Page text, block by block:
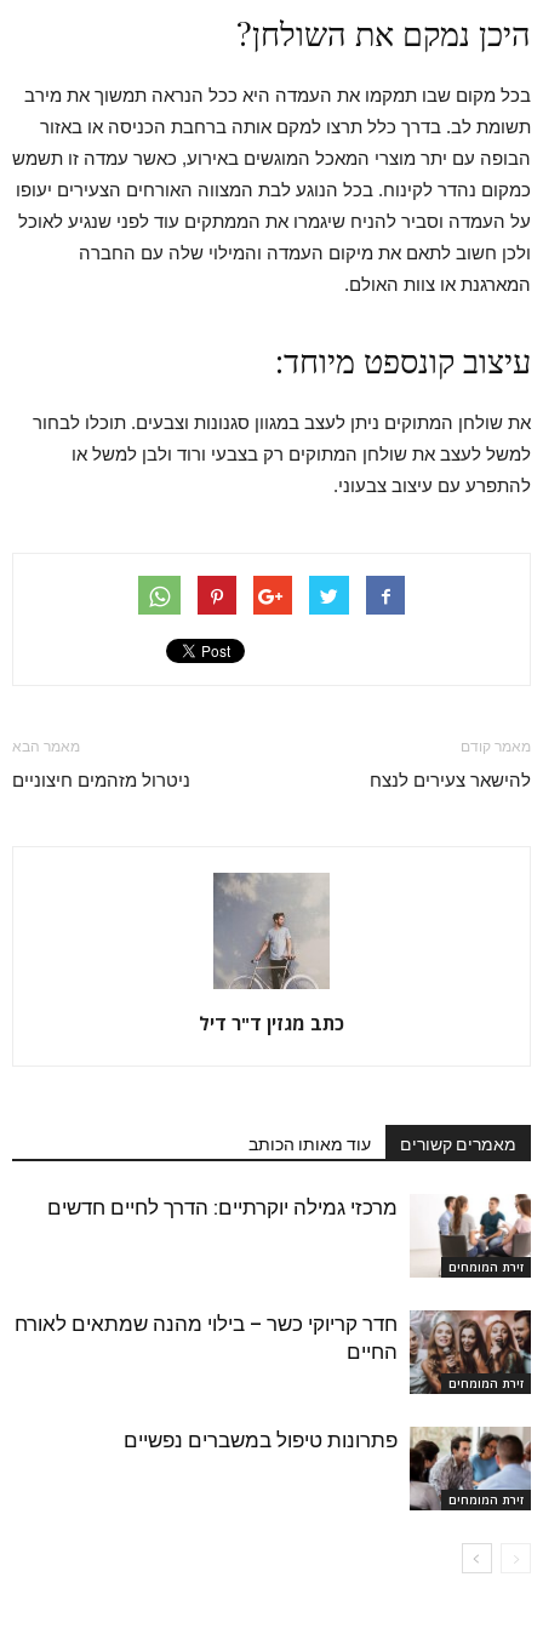
היכן נמקם את השולחן?
בכל מקום שבו תמקמו את העמדה היא ככל הנראה תמשוך את מירב
תשומת לב. בדרך כלל תרצו למקם אותה ברחבת הכניסה או באזור
הבופה עם יתר מוצרי המאכל המוגשים באירוע, כאשר עמדה זו תשמש
כמקום נהדר לקינוח. בכל הנוגע לבת המצווה האורחים הצעירים יעופו
על העמדה וסביר להניח שיגמרו את הממתקים עוד לפני שנגיע לאוכל
ולכן חשוב לתאם את מיקום העמדה והמילוי שלה עם החברה
המארגנת או צוות האולם.
עיצוב קונספט מיוחד:
את שולחן המתוקים ניתן לעצב במגוון סגנונות וצבעים. תוכלו לבחור
למשל לעצב את שולחן המתוקים רק בצבעי ורוד ולבן למשל או
להתפרע עם עיצוב צבעוני.
מאמר קודם
להישאר צעירים לנצח
מאמר הבא
ניטרול מזהמים חיצוניים
כתב מגזין ד"ר דיל
מאמרים קשורים עוד מאותו הכותב
זירת המומחים
מרכזי גמילה יוקרתיים: הדרך לחיים חדשים
זירת המומחים
חדר קריוקי כשר – בילוי מהנה שמתאים לאורח
החיים
זירת המומחים
פתרונות טיפול במשברים נפשיים